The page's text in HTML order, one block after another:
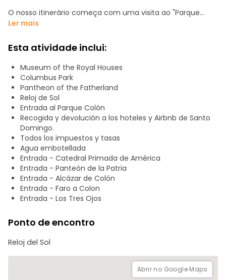
O nosso itinerário começa com uma visita ao "Parque
Nacional Los Tres Ojos", um incrível conjunto de grutas e
minerais e por uma beleza difícil de exprimir em palavras.
Continuaremos a nossa visita no Farol de Colombo, um
monumento e museu dominicano construído em honra
de Cristóvão Colombo, descobridor do Novo Mundo. No
interior do farol, num mausoléu, encontram-se os restos
mortais de Cristóvão Colombo, bem como exposições de
diferentes países do mundo.
Depois, dirigimo-nos para a Zona Colonial, onde se erguem
as construções mais notáveis e majestosas do período da
colonização. Aqui terá a oportunidade de explorar a
Primeira Catedral do Novo Mundo, o Alcázar de Diego
Colón, a famosa rua Las Damas e outros monumentos
coloniais do século XV, tais como:
Museo de Las Casas Reales.
Parque Colón.
Ler mais
Esta atividade inclui:
Museum of the Royal Houses
Columbus Park
Pantheon of the Fatherland
Reloj de Sol
Entrada al Parque Colón
Recogida y devolución a los hoteles y Airbnb de Santo
Domingo.
Todos los impuestos y tasas
Agua embotellada
Entrada - Catedral Primada de América
Entrada - Panteón de la Patria
Entrada - Alcázar de Colón
Entrada - Faro a Colon
Entrada - Los Tres Ojos
Ponto de encontro
Reloj del Sol
Abrir no Google Maps